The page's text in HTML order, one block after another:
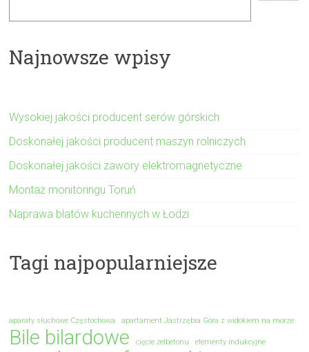
Najnowsze wpisy
Wysokiej jakości producent serów górskich
Doskonałej jakości producent maszyn rolniczych
Doskonałej jakości zawory elektromagnetyczne
Montaż monitoringu Toruń
Naprawa blatów kuchennych w Łodzi
Tagi najpopularniejsze
aparaty słuchowe Częstochowa apartament Jastrzębia Góra z widokiem na morze
Bile bilardowe cięcie żelbetonu elementy indukcyjne